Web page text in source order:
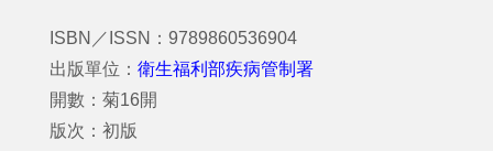
ISBN／ISSN：9789860536904
出版單位： 衛生福利部疾病管制署
開數：菊16開
版次：初版